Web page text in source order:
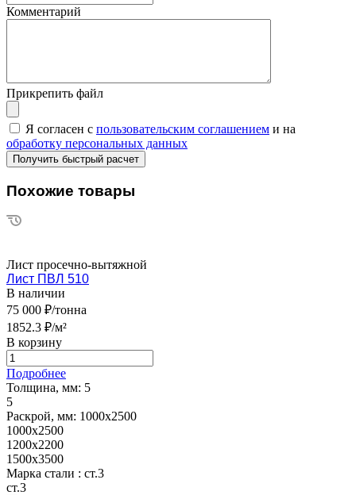
Комментарий
Прикрепить файл
Я согласен с пользовательским соглашением и на
обработку персональных данных
Похожие товары
Лист просечно-вытяжной
Лист ПВЛ 510
В наличии
75 000 ₽/тонна
1852.3 ₽/м²
В корзину
Подробнее
Толщина, мм: 5
5
Раскрой, мм: 1000х2500
1000х2500
1200х2200
1500х3500
Марка стали : ст.3
ст.3